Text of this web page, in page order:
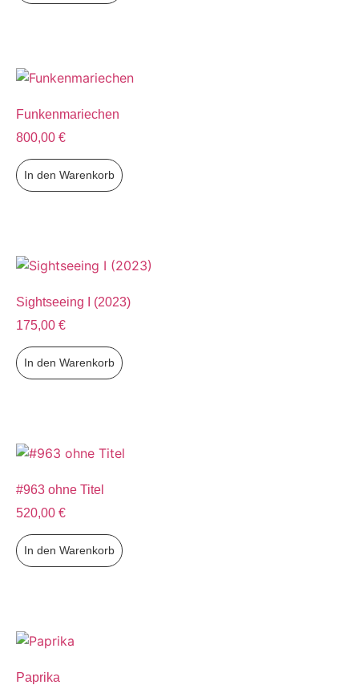
Funkenmariechen
800,00 €
In den Warenkorb
Sightseeing I (2023)
175,00 €
In den Warenkorb
#963 ohne Titel
520,00 €
In den Warenkorb
Paprika